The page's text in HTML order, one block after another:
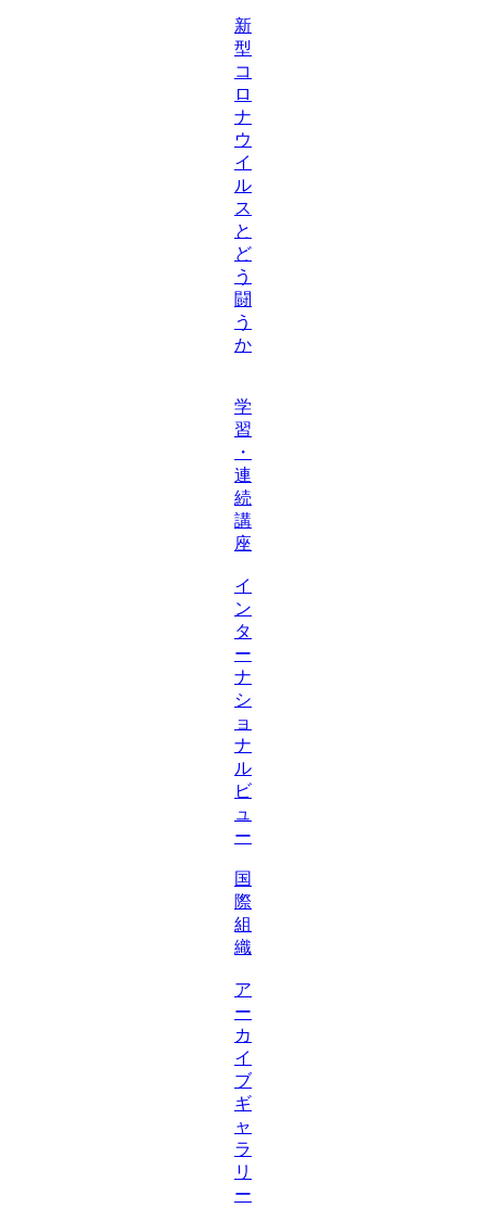
新
型
コ
ロ
ナ
ウ
イ
ル
ス
と
ど
う
闘
う
か
学
習
・
連
続
講
座
イ
ン
タ
ー
ナ
シ
ョ
ナ
ル
ビ
ュ
ー
国
際
組
織
ア
ー
カ
イ
ブ
ギ
ャ
ラ
リ
ー